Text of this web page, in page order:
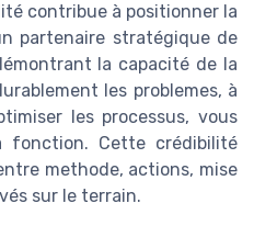
contribue à positionner la
partenaire stratégique de
la capacité de la
les problemes, à
les processus, vous
fonction. Cette crédibilité
methode, actions, mise
sur le terrain.